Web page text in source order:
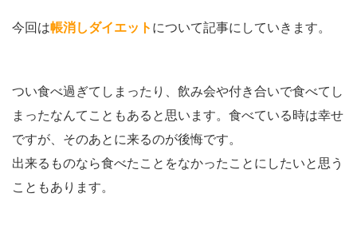
今回は帳消しダイエット について記事にしていきます。
つい食べ過ぎてしまったり、飲み会や付き合いで食べてし
まったなんてこともあると思います。食べている時は幸せ
ですが、そのあとに来るのが後悔です。
出来るものなら食べたことをなかったことにしたいと思う
こともあります。